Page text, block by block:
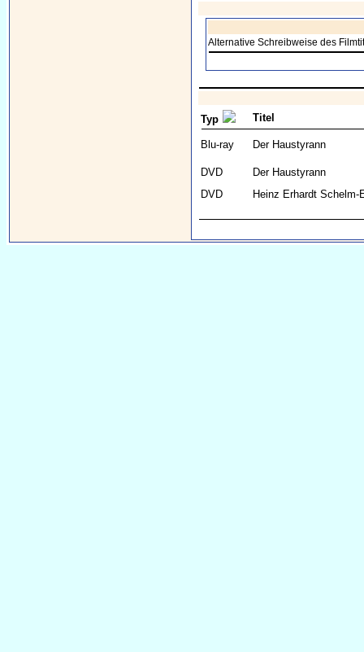
Alternative Schreibweise des
Typ Titel
Blu-ray Der Haustyrann
DVD
Der Haustyrann
DVD
Heinz Erhardt Schelm-